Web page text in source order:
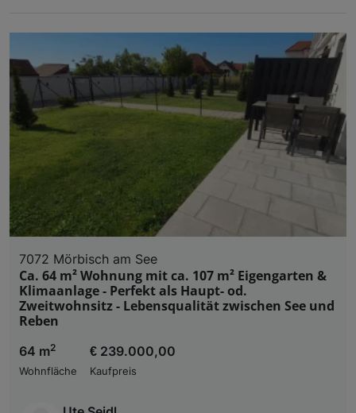
7072 Mörbisch am See
Ca. 64 m² Wohnung mit ca. 107 m² Eigengarten &
Klimaanlage - Perfekt als Haupt- od.
Zweitwohnsitz - Lebensqualität zwischen See und
Reben
64 m2
Wohnfläche
€ 239.000,00
Kaufpreis